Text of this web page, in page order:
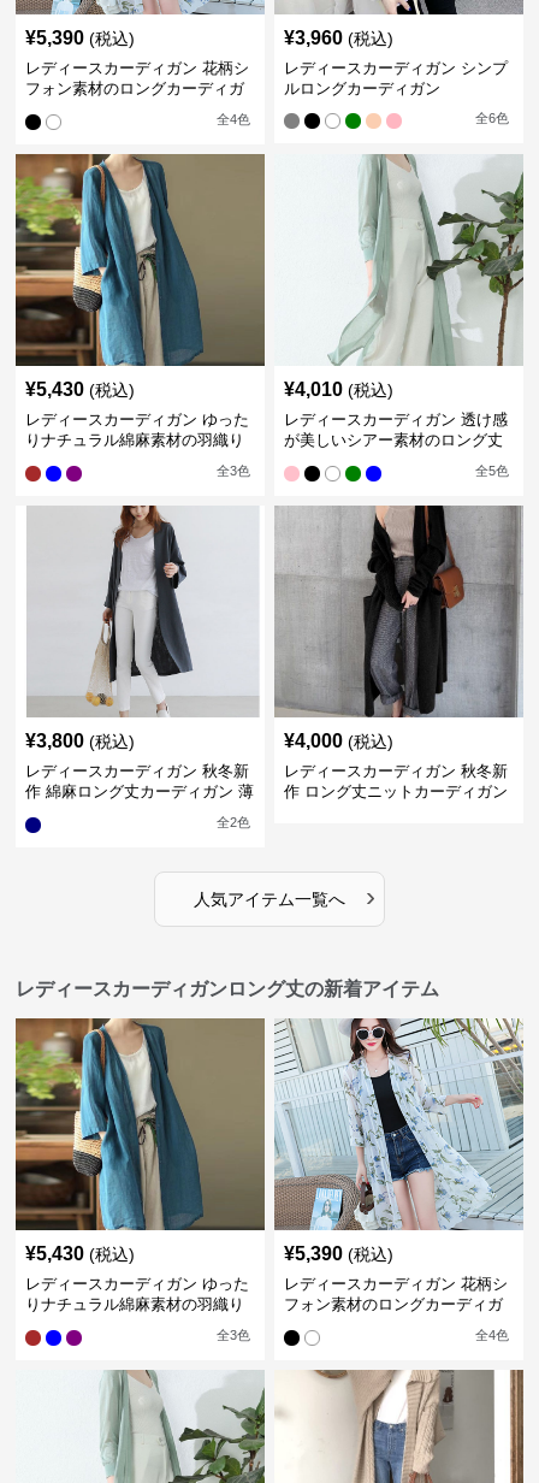
¥5,390 (税込)
レディースカーディガン 花柄シ
フォン素材のロングカーディガ
全4色
¥3,960 (税込)
レディースカーディガン シンプ
ルロングカーディガン
全6色
¥5,430 (税込)
レディースカーディガン ゆった
りナチュラル綿麻素材の羽織り
全3色
¥4,010 (税込)
レディースカーディガン 透け感
が美しいシアー素材のロング丈
全5色
¥3,800 (税込)
レディースカーディガン 秋冬新
作 綿麻ロング丈カーディガン 薄
全2色
¥4,000 (税込)
レディースカーディガン 秋冬新
作 ロング丈ニットカーディガン
人気アイテム一覧へ ›
レディースカーディガンロング丈の新着アイテム
¥5,430 (税込)
レディースカーディガン ゆった
りナチュラル綿麻素材の羽織り
全3色
¥5,390 (税込)
レディースカーディガン 花柄シ
フォン素材のロングカーディガ
全4色